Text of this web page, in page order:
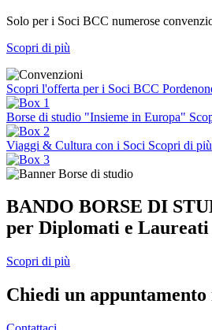
Solo per i Soci BCC numerose
Scopri di più
Scopri l'offerta per i Soci BCC
Borse di studio "Insieme in Europa"
Viaggi & Cultura con i Soci Scopri di più
BANDO BORSE DI
per Diplomati e Laureati
Scopri di più
Chiedi un